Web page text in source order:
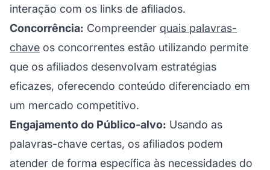
interação com os links de afiliados.
Concorrência: Compreender quais palavras-
chave os concorrentes estão utilizando permite
que os afiliados desenvolvam estratégias
eficazes, oferecendo conteúdo diferenciado em
um mercado competitivo.
Engajamento do Público-alvo: Usando as
palavras-chave certas, os afiliados podem
atender de forma específica às necessidades do